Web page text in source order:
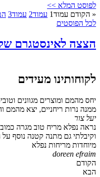
לפוסט המלא >>
« הקודם עמוד1 עמוד2 עמוד3
לכל הפוסטים
הצצה לאינסטגרם
לקוחותינו מעידים
יחס מהמם ומוצרים מגוונים
ממנה נרות ריחניים, יצא מהמם
יעל צור
נראה נפלא מריח טוב מגרה
וקיבלתי גם מתנה קטנה נוסף על
מיוחדות מריחות נפלא
doreen efraim
הקודם
הבא